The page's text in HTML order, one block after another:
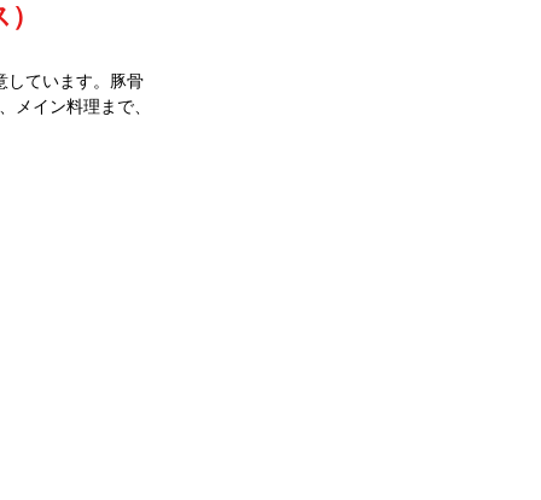
しています。豚骨
メイン料理まで、